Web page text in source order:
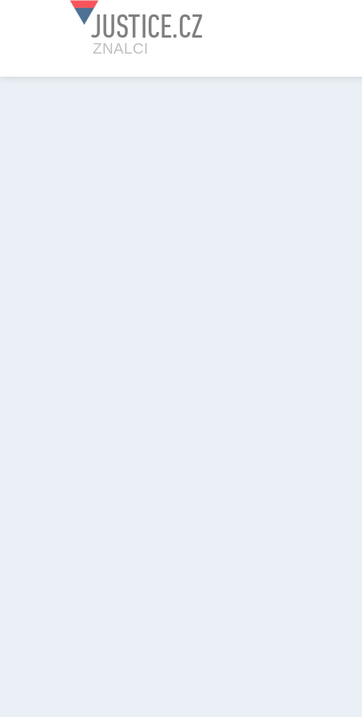
JUSTICE.CZ
ZNALCI